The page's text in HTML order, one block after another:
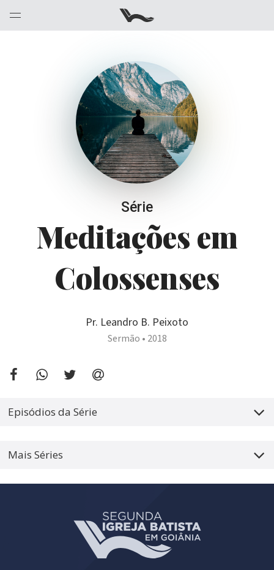
Série
Meditações em
Colossenses
Pr. Leandro B. Peixoto
Sermão • 2018
Episódios da Série
Mais Séries